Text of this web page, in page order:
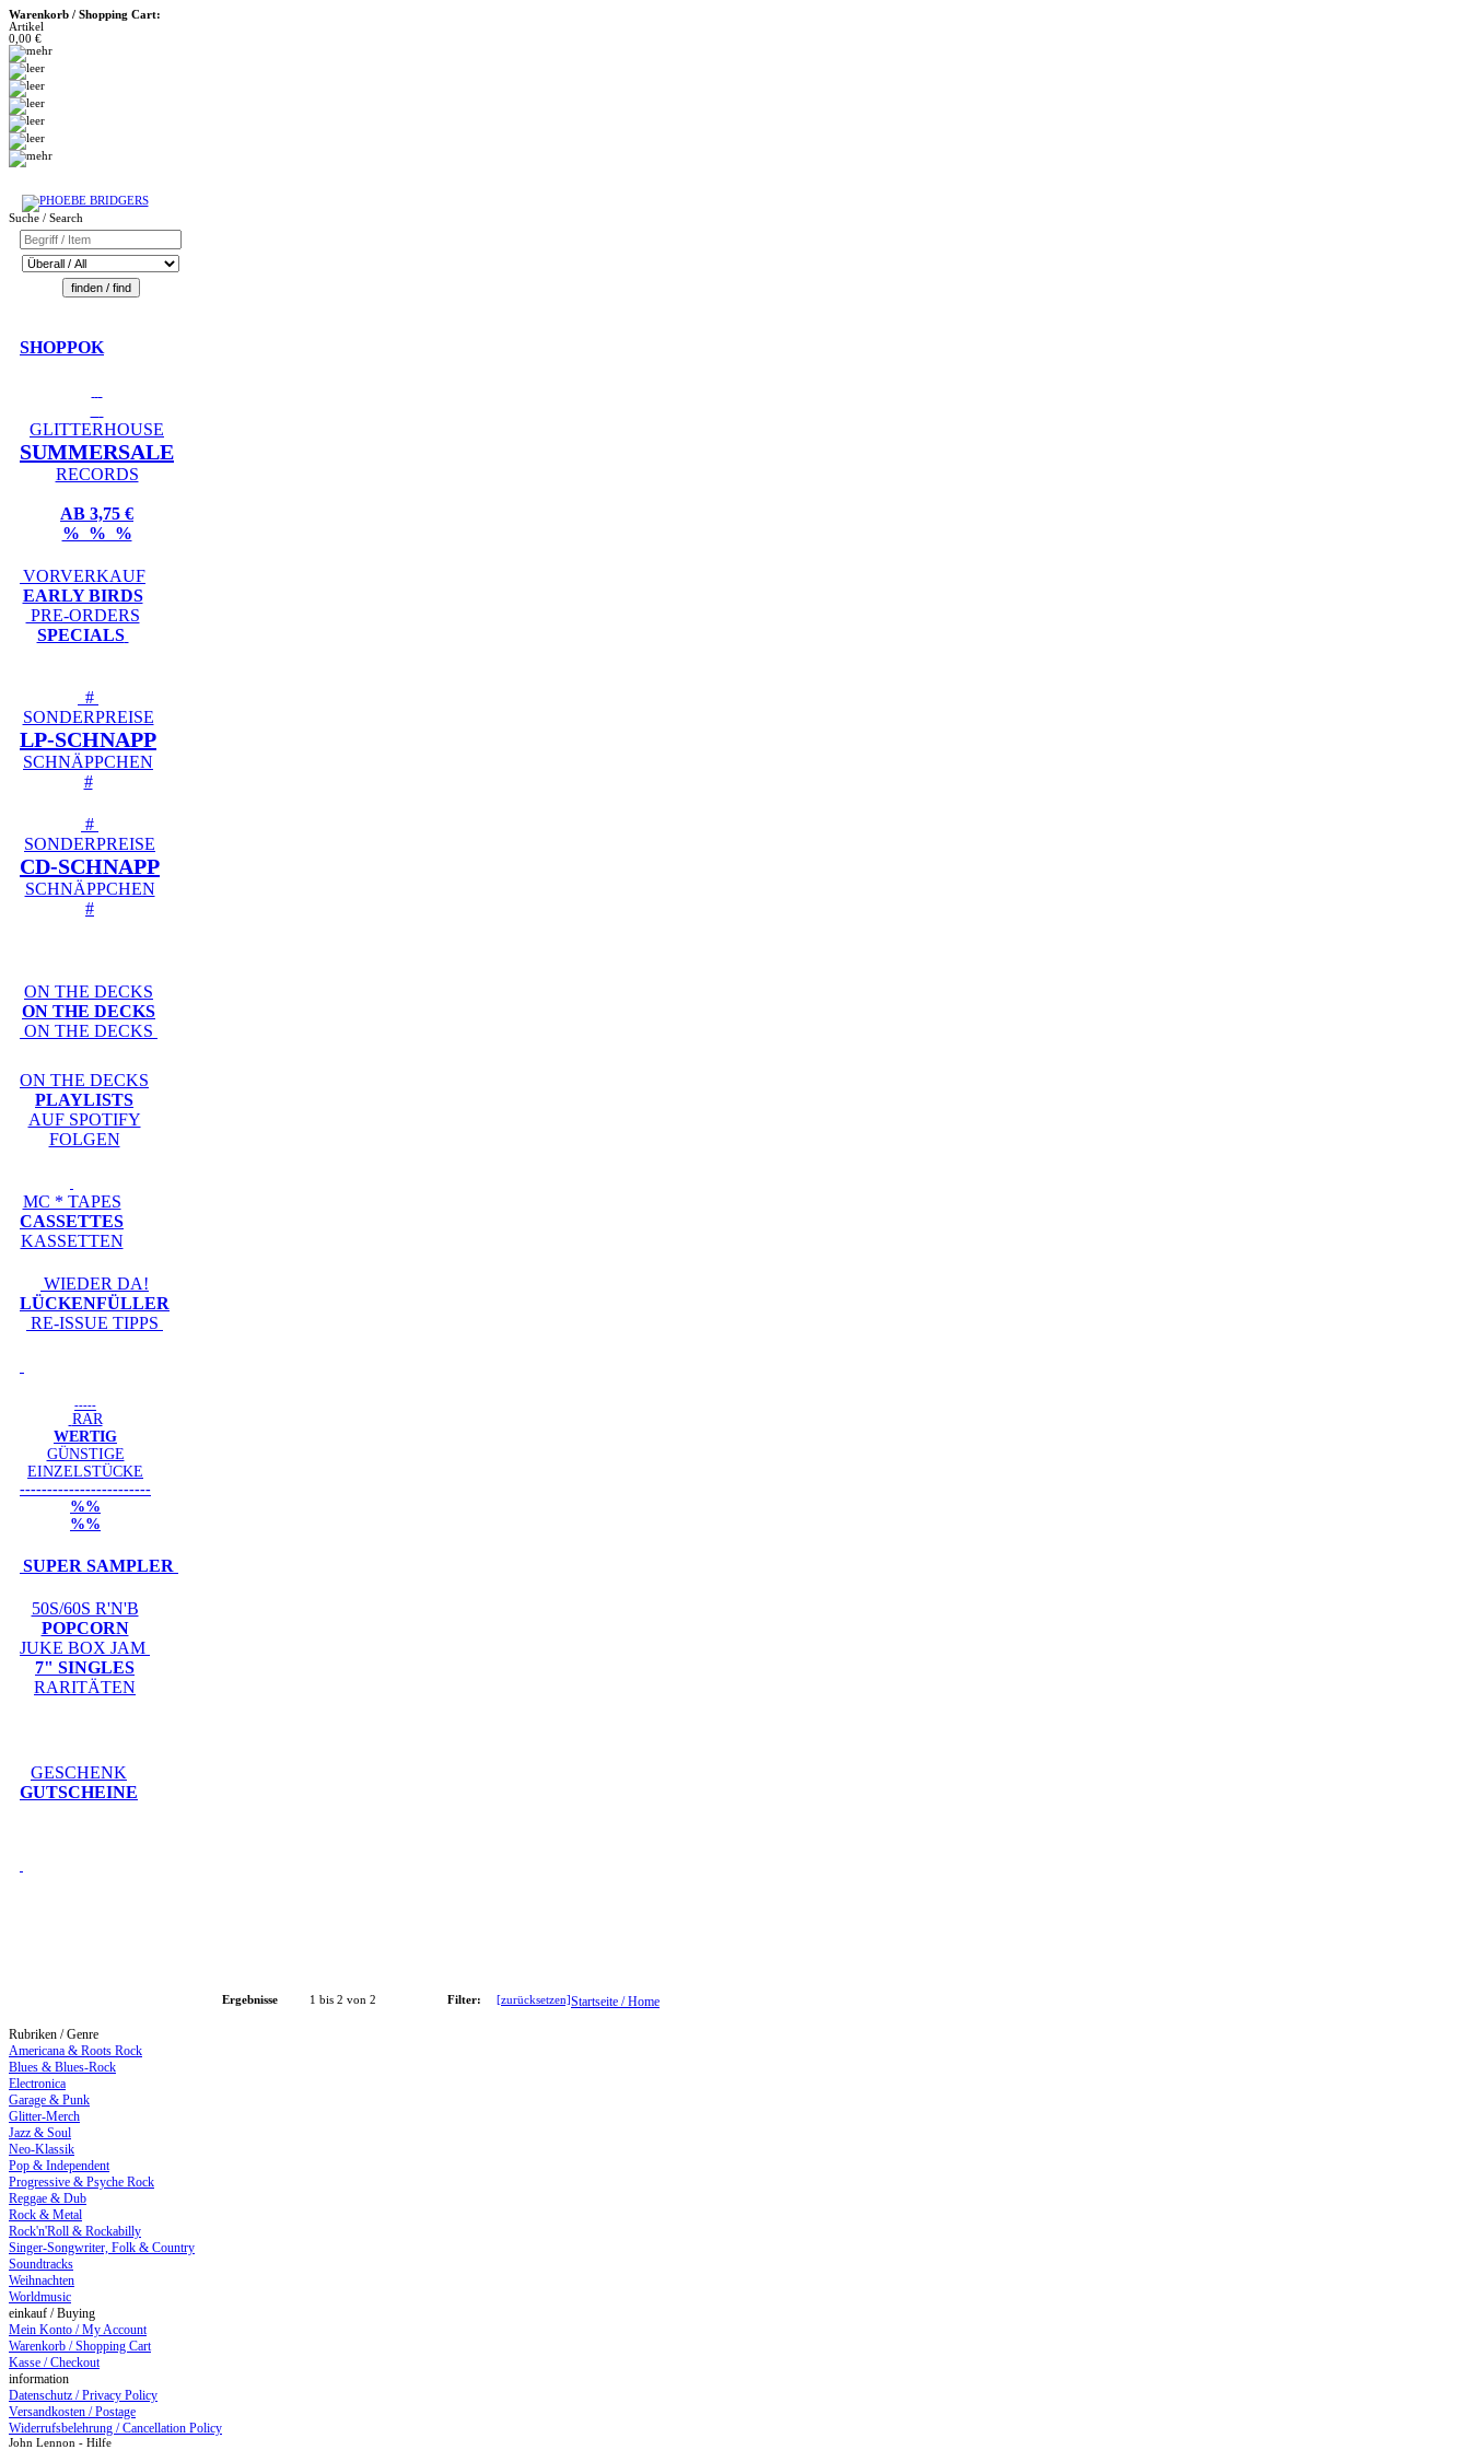
Warenkorb / Shopping Cart:
Artikel
0,00 €
Suche / Search
SHOPPOK
GLITTERHOUSE
SUMMERSALE
RECORDS
AB 3,75 €
% % %
VORVERKAUF
EARLY BIRDS
PRE-ORDERS
SPECIALS
#
SONDERPREISE
LP-SCHNAPP
SCHNÄPPCHEN
#
#
SONDERPREISE
CD-SCHNAPP
SCHNÄPPCHEN
#
ON THE DECKS
ON THE DECKS
ON THE DECKS
ON THE DECKS
PLAYLISTS
AUF SPOTIFY
FOLGEN
MC * TAPES
CASSETTES
KASSETTEN
WIEDER DA!
LÜCKENFÜLLER
RE-ISSUE TIPPS
-----
RAR
WERTIG
GÜNSTIGE
EINZELSTÜCKE
------------------------
%%
%%
SUPER SAMPLER
50S/60S R'N'B
POPCORN
JUKE BOX JAM
7" SINGLES
RARITÄTEN
GESCHENK
GUTSCHEINE
Ergebnisse 1 bis 2 von 2 Filter: [zurücksetzen]Startseite / Home
Rubriken / Genre
Americana & Roots Rock
Blues & Blues-Rock
Electronica
Garage & Punk
Glitter-Merch
Jazz & Soul
Neo-Klassik
Pop & Independent
Progressive & Psyche Rock
Reggae & Dub
Rock & Metal
Rock'n'Roll & Rockabilly
Singer-Songwriter, Folk & Country
Soundtracks
Weihnachten
Worldmusic
einkauf / Buying
Mein Konto / My Account
Warenkorb / Shopping Cart
Kasse / Checkout
information
Datenschutz / Privacy Policy
Versandkosten / Postage
Widerrufsbelehrung / Cancellation Policy
John Lennon - Hilfe